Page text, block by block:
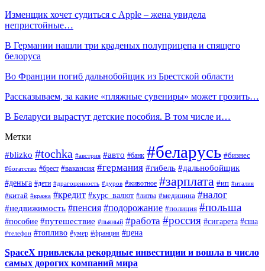
Изменщик хочет судиться с Apple – жена увидела
непристойные…
В Германии нашли три краденых полуприцепа и спящего
белоруса
Во Франции погиб дальнобойщик из Брестской области
Рассказываем, за какие «пляжные сувениры» может грозить…
В Беларуси вырастут детские пособия. В том числе и…
Метки
#blizko #tochka #австрия #авто #банк #беларусь #бизнес
#богатство #брест #вакансия #германия #гибель #дальнобойщик
#деньга #дети #драгоценность #дуров #животное #зарплата #ип #италия
#китай #кража #кредит #курс_валют #литва #медицина #налог
#недвижимость #пенсия #подорожание #полиция #польша
#пособие #путешествие #пьяный #работа #россия #сигарета #сша
#телефон #топливо #умер #франция #цена
SpaceX привлекла рекордные инвестиции и вошла в число
самых дорогих компаний мира